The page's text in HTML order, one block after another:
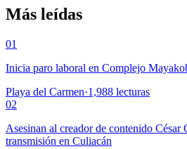
Más leídas
01
Inicia paro laboral en Complejo
Playa del Carmen·1,988 lecturas
02
Asesinan al creador de contenido César
transmisión en Culiacán